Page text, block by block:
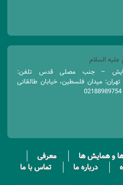
السلام
– جنب مصلی قدس تلفن:
| شعبه تهران: میدان فلسطین، خیابان طالقانی
و همایش ها
معرفی
درباره ما تماس با ما